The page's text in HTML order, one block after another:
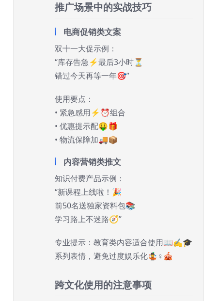
推广场景中的实战技巧
电商促销类文案
双十一大促示例：
“库存告急⚡️最后3小时⏳
错过今天再等一年🎯”
使用要点：
• 紧急感用⚡️⏰组合
• 优惠提示配🤑🎁
• 物流保障加🚚📦
内容营销类推文
知识付费产品示例：
“新课程上线啦！🎉
前50名送独家资料包📚
学习路上不迷路🧭”
专业提示：教育类内容适合使用📖✍️🎓
系列表情，避免过度娱乐化🤹♀️🎪
跨文化使用的注意事项